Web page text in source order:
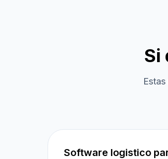
Si
Software logistico